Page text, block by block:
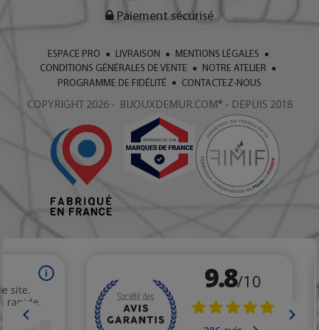
Paiement sécurisé
ESPACE PRO LIVRAISON
MENTIONS LÉGALES
CONDITIONS GÉNÉRALES DE VENTE
NOTRE ATELIER
PROGRAMME DE FIDÉLITÉ
CONTACTEZ-NOUS
COPYRIGHT 2026 - BIJOUXDEMUR.COM® - DEPUIS 2018